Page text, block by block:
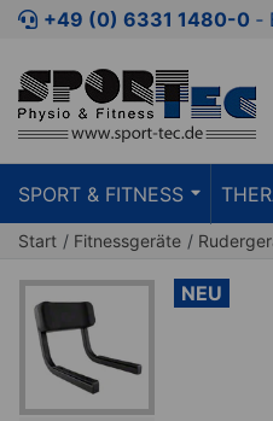
Zum Kaufbereich springen
+49 (0) 6331 1480-0 ‐
SPORT & FITNESS
Start Fitnessgeräte
NEU